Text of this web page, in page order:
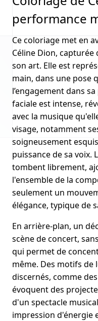
performance
Ce coloriage met en
Céline Dion,
son art. Elle est
main, dans une pose
l’engagement dans
faciale est intense,
avec la musique
visage, notamment
soigneusement
puissance de sa voix.
tombent librement,
l'ensemble de la
seulement un
élégance, typique de
En arrière-plan, un
scène de concert,
qui permet de
même. Des motifs
discernés, comme
évoquent des
d'un spectacle
impression d'énergie